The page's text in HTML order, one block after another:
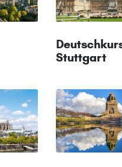
Stuttgart